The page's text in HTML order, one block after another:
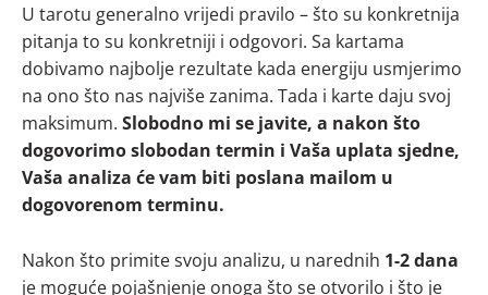
U tarotu generalno vrijedi pravilo – što su konkretnija
pitanja to su konkretniji i odgovori. Sa kartama
dobivamo najbolje rezultate kada energiju usmjerimo
na ono što nas najviše zanima. Tada i karte daju svoj
maksimum. Slobodno mi se javite, a nakon što
dogovorimo slobodan termin i Vaša uplata sjedne,
Vaša analiza će vam biti poslana mailom u
dogovorenom terminu.
Nakon što primite svoju analizu, u narednih 1-2 dana
je moguće pojašnjenje onoga što se otvorilo i što je